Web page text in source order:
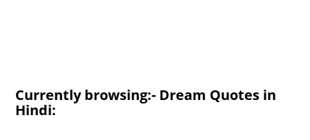
Currently browsing:- Dream Quotes in
Hindi: